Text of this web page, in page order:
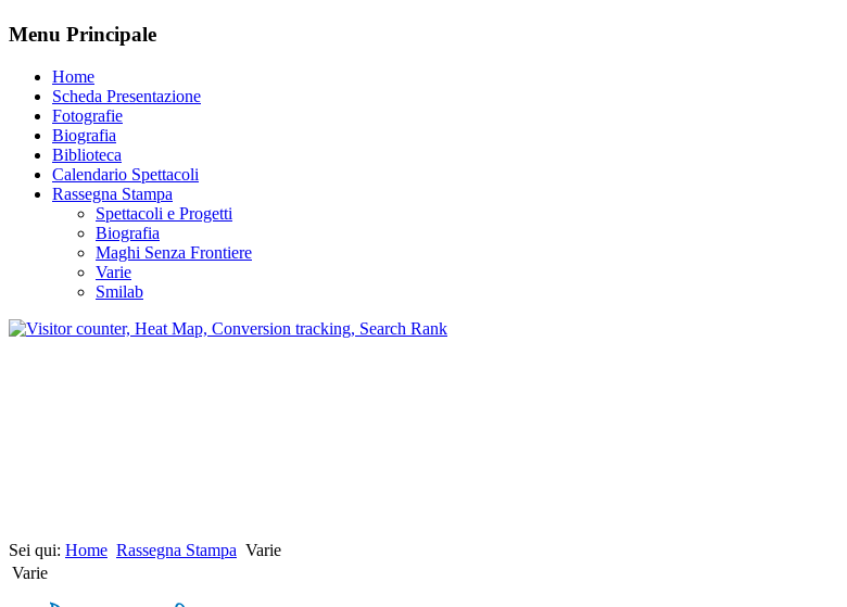
Menu Principale
Home
Scheda Presentazione
Fotografie
Biografia
Biblioteca
Calendario Spettacoli
Rassegna Stampa
Spettacoli e Progetti
Biografia
Maghi Senza Frontiere
Varie
Smilab
Sei qui: Home Rassegna Stampa Varie
Varie